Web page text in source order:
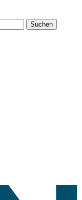
Suchen